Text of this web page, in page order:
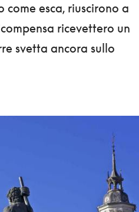
esca, riuscirono a
ricevettero un
svetta ancora sullo